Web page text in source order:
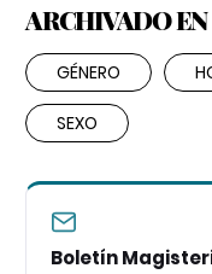
ARCHIVADO EN
GÉNERO
SEXO
Boletín